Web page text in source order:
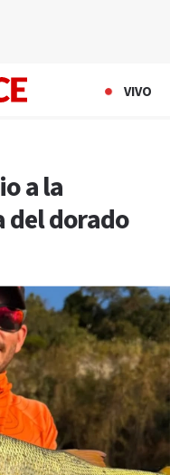
VIVO
a la
del dorado